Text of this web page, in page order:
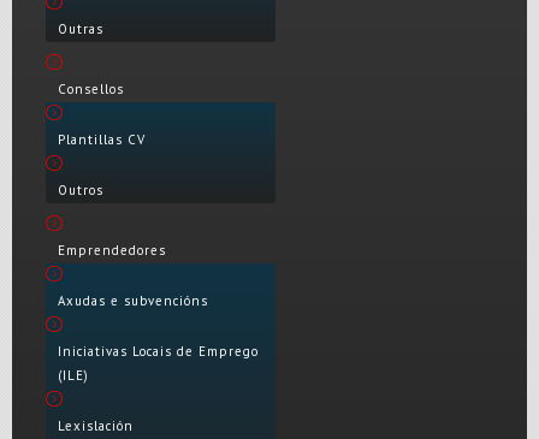
Outras
Consellos
Plantillas CV
Outros
Emprendedores
Axudas e subvencións
Iniciativas Locais de Emprego
(ILE)
Lexislación